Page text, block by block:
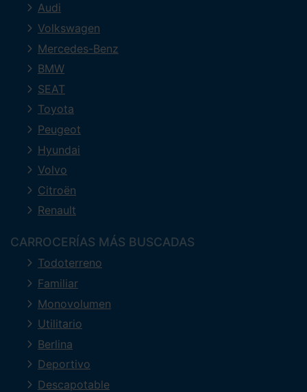
Audi
Volkswagen
Mercedes-Benz
BMW
SEAT
Toyota
Peugeot
Hyundai
Volvo
Citroën
Renault
CARROCERÍAS MÁS BUSCADAS
Todoterreno
Familiar
Monovolumen
Utilitario
Berlina
Deportivo
Descapotable